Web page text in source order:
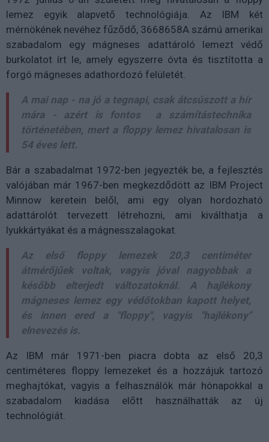
lemez egyik alapvető technológiája. Az IBM két
mérnökének nevéhez fűződő, 3668658A számú amerikai
szabadalom egy mágneses adattároló lemezt védő
burkolatot írt le, amely egyszerre óvta és tisztította a
forgó mágneses adathordozó felületét.
A mai nap - na jó a tegnapi, csak átcsúszott a hír
mára - azért is fontos a számítástechnika
történetében, mert a floppy lemez hivatalosan is
54 éves lett.
Bár a szabadalmat 1972-ben jegyezték be, a fejlesztés
valójában már 1967-ben megkezdődött az IBM Project
Minnow keretein belől, ami egy olyan hordozható
adattárolót tervezett létrehozni, ami kiválthatja a
lyukkártyákat és a mágnesszalagokat.
Az első floppy lemezek 20,3 centiméter
átmérőjűek voltak, vagyis jóval nagyobbak a
később elterjedt változatoknál. A hajlékony
mágneses lemez egy védőtokban kapott helyet,
és innen ered a "floppy", vagyis "hajlékony"
elnevezés is.
Az IBM már 1971-ben piacra dobta az első 20,3
centiméteres floppy lemezeket és a hozzájuk tartozó
meghajtókat, vagyis a felhasználók már hónapokkal a
szabadalom kiadása előtt használhatták az új
technológiát.